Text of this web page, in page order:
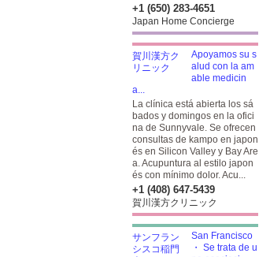
+1 (650) 283-4651
Japan Home Concierge
Apoyamos su s
alud con la am
able medicin
a...
La clínica está abierta los sá
bados y domingos en la ofici
na de Sunnyvale. Se ofrecen
consultas de kampo en japon
és en Silicon Valley y Bay Are
a. Acupuntura al estilo japon
és con mínimo dolor. Acu...
+1 (408) 647-5439
賀川漢方クリニック
San Francisco
・ Se trata de u